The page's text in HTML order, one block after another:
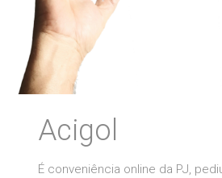
Acigol
É conveniência online da PJ,